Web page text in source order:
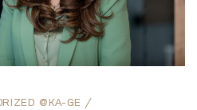
@KA-GE